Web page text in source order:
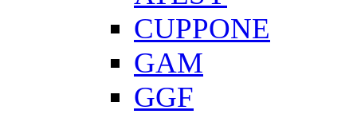
CUPPONE
GAM
GGF